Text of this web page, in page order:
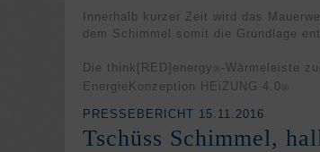
Innerhalb kurzer Zeit wird das
dem Schimmel somit die Grundlage
Die think [RED] energy ® -Wärmeleiste
EnergieKonzeption HEiZUNG 4.0 ®
PRESSEBERICHT 15.11.2016
Tschüss Schimmel,